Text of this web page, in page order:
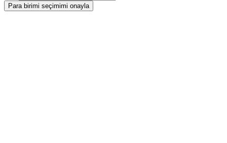
Para birimi seçimimi onayla